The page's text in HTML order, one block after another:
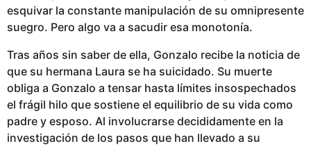
esquivar la constante manipulación de su omnipresente
suegro. Pero algo va a sacudir esa monotonía.
Tras años sin saber de ella, Gonzalo recibe la noticia de
que su hermana Laura se ha suicidado. Su muerte
obliga a Gonzalo a tensar hasta límites insospechados
el frágil hilo que sostiene el equilibrio de su vida como
padre y esposo. Al involucrarse decididamente en la
investigación de los pasos que han llevado a su